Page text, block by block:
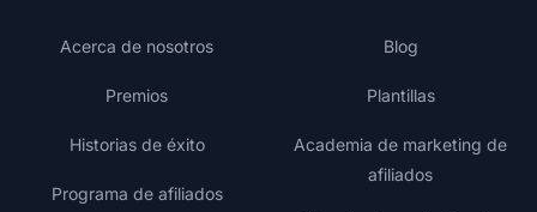
Acerca de nosotros
Premios
Historias de éxito
Programa de afiliados
Blog
Plantillas
Academia de marketing de
afiliados